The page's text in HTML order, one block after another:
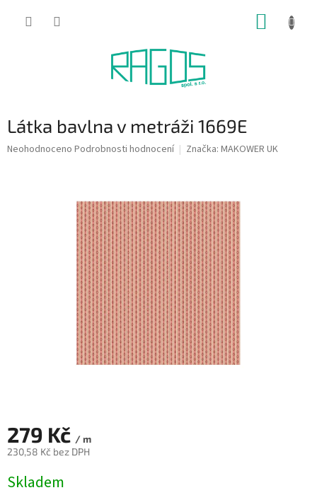
Látka bavlna v metráži 1669E
Průměrné
Neohodnoceno Podrobnosti hodnocení Značka: MAKOWER UK
279 Kč / m
230,58 Kč bez DPH
cena:
Skladem